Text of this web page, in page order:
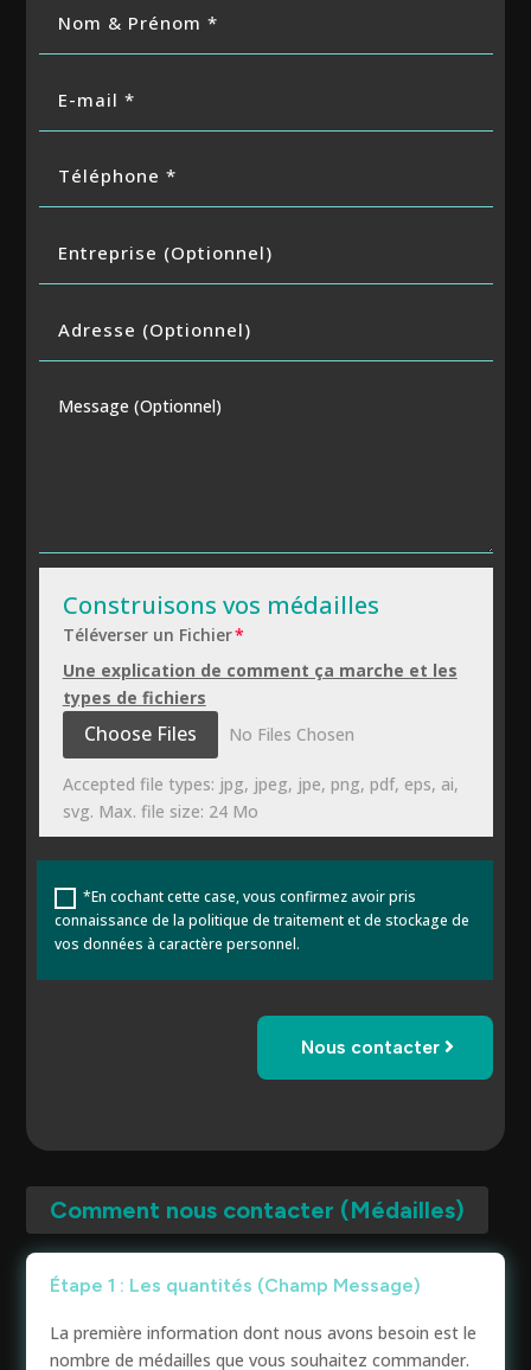
Comment nous contacter (Médailles)
Étape 1 : Les quantités (Champ Message)
La première information dont nous avons besoin est le
nombre de médailles que vous souhaitez commander.
Téléverser un Fichier
Une explication de comment ça marche et les
types de fichiers
File Input
Choose Files No Files Chosen
Accepted file types: jpg, jpeg, jpe, png, pdf, eps, ai,
svg. Max. file size: 24 Mo
*En cochant cette case, vous confirmez avoir pris
connaissance de la politique de traitement et de stockage de
vos données à caractère personnel.
Nous contacter